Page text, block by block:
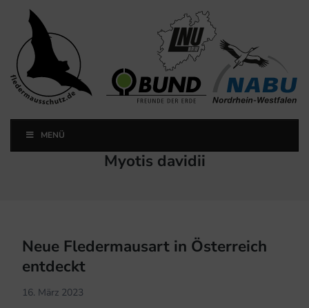
Landesfachausschuss
Fledermausschutz NRW
Landesfachausschuss Fledermausschutz NRW
MENÜ
Schlagwort:
Myotis davidii
Neue Fledermausart in Österreich
entdeckt
16. März 2023